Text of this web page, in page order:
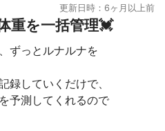
更新日時：6ヶ月以上前
重を一括管理💓
ずっとルナルナを
録していくだけで、
予測してくれるので